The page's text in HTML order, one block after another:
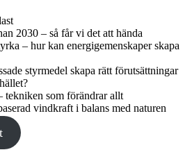
2030 – så får vi det att hända
– hur kan energigemenskaper skapa
styrmedel skapa rätt förutsättningar
tekniken som förändrar allt
vindkraft i balans med naturen